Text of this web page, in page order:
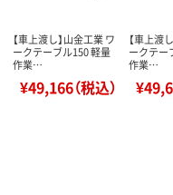
【車上渡し】山金工業 ワ
ークテーブル150 軽量
作業…
¥49,166（税込）
【車上渡
ークテー
作業…